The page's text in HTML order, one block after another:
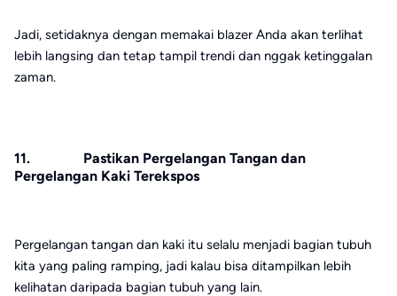
Jadi, setidaknya dengan memakai blazer Anda akan terlihat
lebih langsing dan tetap tampil trendi dan nggak ketinggalan
zaman.
11. Pastikan Pergelangan Tangan dan
Pergelangan Kaki Terekspos
Pergelangan tangan dan kaki itu selalu menjadi bagian tubuh
kita yang paling ramping, jadi kalau bisa ditampilkan lebih
kelihatan daripada bagian tubuh yang lain.